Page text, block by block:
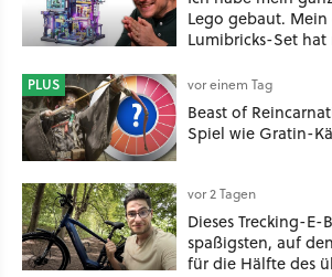
Lego gebaut. Mein
Lumibricks-Set
Stack im Test
PLUS vor einem Tag
Beast of
Spiel wie Gratin-
vor 2 Tagen
Dieses Trecking-E-
spaßigsten, auf
für die Hälfte des